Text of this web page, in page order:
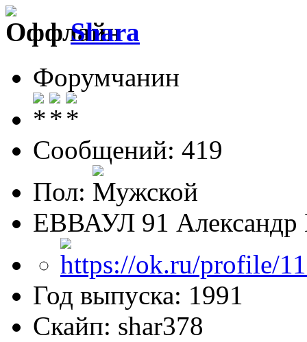
Shara
Форумчанин
Сообщений: 419
Пол:
ЕВВАУЛ 91 Александр
Год выпуска: 1991
Скайп: shar378